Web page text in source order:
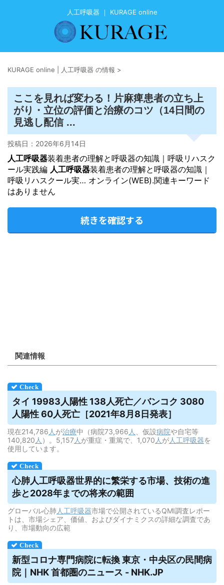
人工呼吸器 ｜ KURAGE online
KURAGE online | 人工呼吸器 の情報 >
ここを見れば変わる！片麻痺患者の立ち上
がり・立位の評価と治療のコツ（14日間の
見逃し配信 ...
投稿日： 2026年6月14日
人工呼吸器装着患者の理解と呼吸器の知識｜呼吸リハスク
ール実践編 人工呼吸器装着患者の理解と呼吸器の知識｜
呼吸リハスクール実… オンライン(WEB).関連キーワード
はありません
続きを確認する
関連情報
タイ 19983人陽性 138人死亡／バンコク 3080
人陽性 60人死亡［2021年8月8日発表］
現在214,786 人 が治療中（病院73,966 人 、仮設病院や自宅等
140,820 人 ）。5,157 人 が重症・重篤で、1,070 人 が人工呼吸器を
使用しています。
心肺人工呼吸器世界的に繁栄する市場、技術の進
歩と2028年までの将来の範囲
グローバル心肺 人工呼吸器市場で公開されているQMI調査レポー
トは、市場シェア、価値、およびダイナミクスの詳細な調査であ
り、市場動向の広範
新型コロナ専門病院に転換 東京・中央区の民間病
院｜NHK 首都圏のニュース - NHK.JP